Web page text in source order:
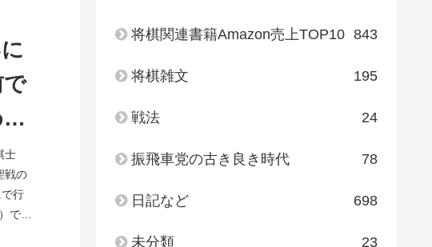
士
戦の
行
で、
将棋関連書籍Amazon売上TOP10 843
将棋雑文 195
戦法 24
振飛車党の古き良き時代 78
日記など 698
未分類 23